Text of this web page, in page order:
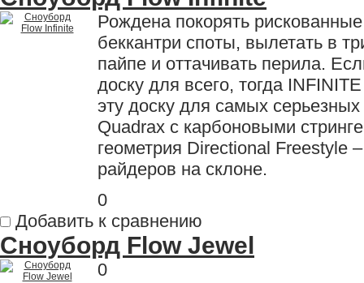
Рождена покорять
беккантри споты, вылетать в
пайпе и оттачивать перила.
доску для всего, тогда
эту доску для самых
Quadrax с карбоновыми
геометрия Directional Freestyle
райдеров на склоне.
0
Добавить к сравнению
Сноуборд Flow Jewel
0